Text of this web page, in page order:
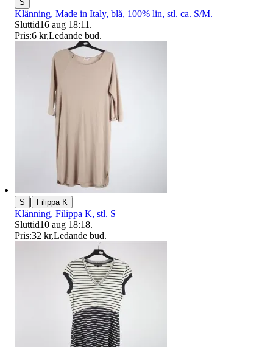
S
Klänning, Made in Italy, blå, 100% lin, stl. ca. S/M.
Sluttid16 aug 18:11 .
Pris:6 kr,Ledande bud.
S | Filippa K
Klänning, Filippa K, stl. S
Sluttid10 aug 18:18.
Pris:32 kr,Ledande bud.